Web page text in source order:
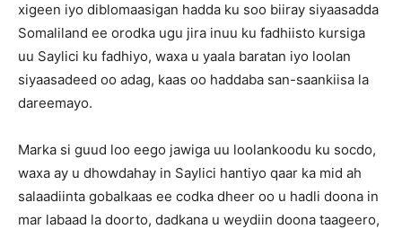
xigeen iyo diblomaasigan hadda ku soo biiray siyaasadda
Somaliland ee orodka ugu jira inuu ku fadhiisto kursiga
uu Saylici ku fadhiyo, waxa u yaala baratan iyo loolan
siyaasadeed oo adag, kaas oo haddaba san-saankiisa la
dareemayo.
Marka si guud loo eego jawiga uu loolankoodu ku socdo,
waxa ay u dhowdahay in Saylici hantiyo qaar ka mid ah
salaadiinta gobalkaas ee codka dheer oo u hadli doona in
mar labaad la doorto, dadkana u weydiin doona taageero,